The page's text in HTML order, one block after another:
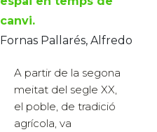
canvi.
Fornas Pallarés, Alfredo
A partir de la segona
meitat del segle XX,
el poble, de tradició
agrícola, va